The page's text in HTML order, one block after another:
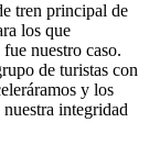
tren principal de
los que
nuestro caso.
de turistas con
y los
integridad